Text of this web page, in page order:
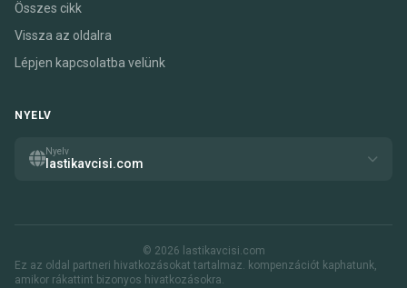
Összes cikk
Vissza az oldalra
Lépjen kapcsolatba velünk
NYELV
Nyelv
lastikavcisi.com
© 2026 lastikavcisi.com
Ez az oldal partneri hivatkozásokat tartalmaz. kompenzációt kaphatunk,
amikor rákattint bizonyos hivatkozásokra.